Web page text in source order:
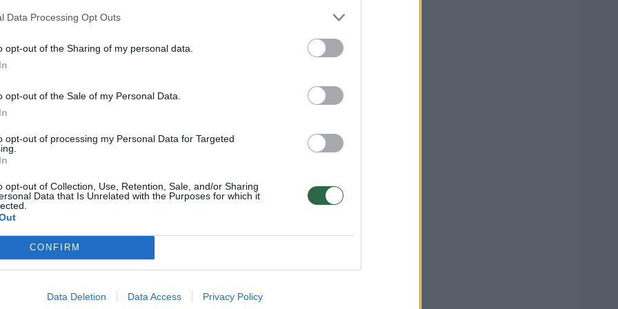
Data Processing Opt Outs
opt-out of the Sharing of my personal data.
opt-out of the Sale of my Personal Data.
opt-out of processing my Personal Data for Targeted
opt-out of Collection, Use, Retention, Sale, and/or Sharing
Data that Is Unrelated with the Purposes for which it
CONFIRM
Data Deletion Data Access Privacy Policy
„Auksiniuose gaubliuose“ – kosminės vertės
Žmonės